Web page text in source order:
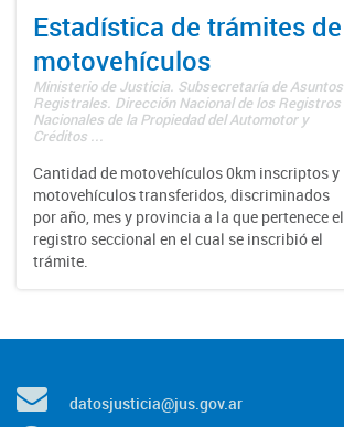
Estadística de trámites de
motovehículos
Ministerio de Justicia. Subsecretaría de Asuntos
Registrales. Dirección Nacional de los Registros
Nacionales de la Propiedad del Automotor y
Créditos ...
Cantidad de motovehículos 0km inscriptos y
motovehículos transferidos, discriminados
por año, mes y provincia a la que pertenece el
registro seccional en el cual se inscribió el
trámite.
datosjusticia@jus.gov.ar